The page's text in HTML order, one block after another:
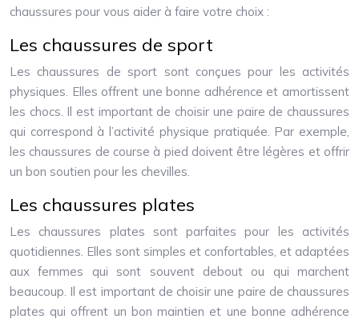
chaussures pour vous aider à faire votre choix :
Les chaussures de sport
Les chaussures de sport sont conçues pour les activités
physiques. Elles offrent une bonne adhérence et amortissent
les chocs. Il est important de choisir une paire de chaussures
qui correspond à l’activité physique pratiquée. Par exemple,
les chaussures de course à pied doivent être légères et offrir
un bon soutien pour les chevilles.
Les chaussures plates
Les chaussures plates sont parfaites pour les activités
quotidiennes. Elles sont simples et confortables, et adaptées
aux femmes qui sont souvent debout ou qui marchent
beaucoup. Il est important de choisir une paire de chaussures
plates qui offrent un bon maintien et une bonne adhérence